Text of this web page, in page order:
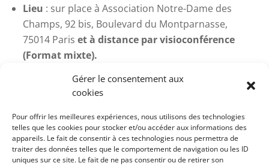
Gérer le consentement aux
cookies
Pour offrir les meilleures expériences, nous utilisons des technologies
telles que les cookies pour stocker et/ou accéder aux informations des
appareils. Le fait de consentir à ces technologies nous permettra de
traiter des données telles que le comportement de navigation ou les ID
uniques sur ce site. Le fait de ne pas consentir ou de retirer son
Lieu : sur place à Association Notre-Dame des
Champs, 92 bis, Boulevard du Montparnasse,
75014 Pariset à distance par visioconférence
(Format mixte).
Accessible aux personnes à mobilité réduite. Merci
handicap àassociation@sepea.fr. Nous étudierons
les possibilités d’adaptation ou de contact
partenaires.